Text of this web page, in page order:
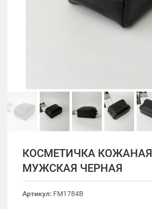
КОСМЕТИЧКА КОЖАНАЯ
МУЖСКАЯ ЧЕРНАЯ
Артикул: FM1784B